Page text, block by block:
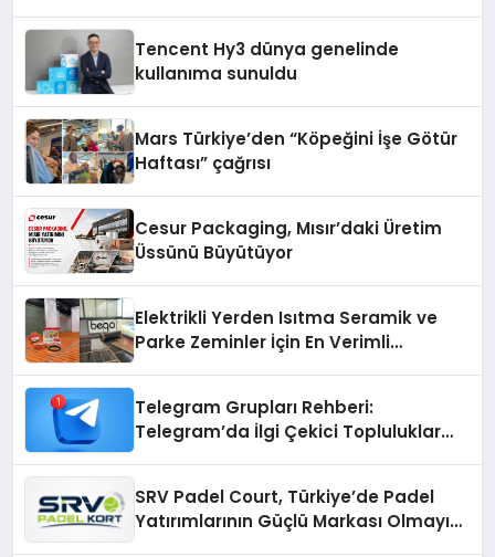
Tencent Hy3 dünya genelinde
kullanıma sunuldu
Mars Türkiye’den “Köpeğini İşe Götür
Haftası” çağrısı
Cesur Packaging, Mısır’daki Üretim
Üssünü Büyütüyor
Elektrikli Yerden Isıtma Seramik ve
Parke Zeminler İçin En Verimli
Telegram Grupları Rehberi:
Telegram’da İlgi Çekici Topluluklar
SRV Padel Court, Türkiye’de Padel
Yatırımlarının Güçlü Markası Olmayı